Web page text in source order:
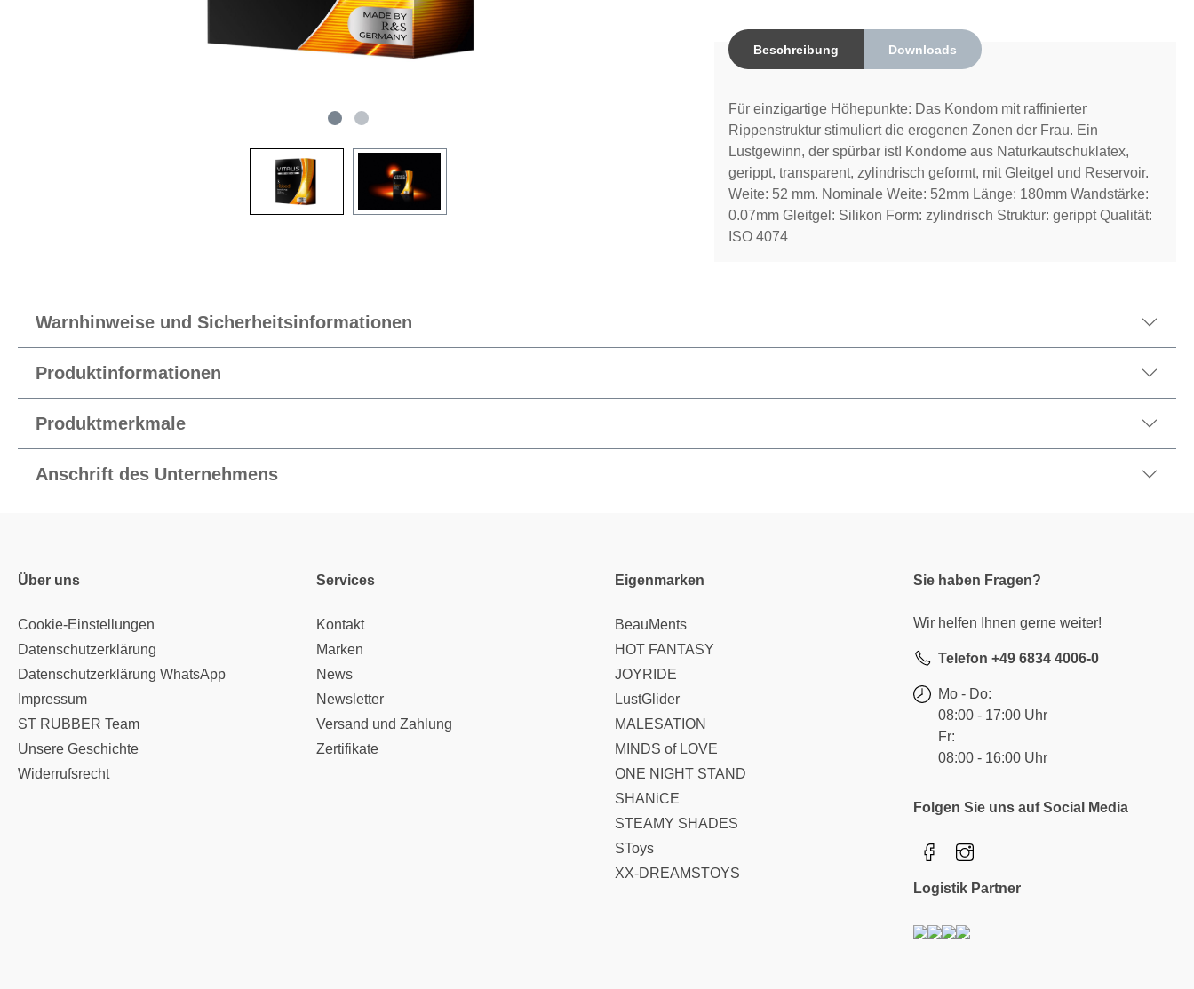
Beschreibung Downloads
Für einzigartige Höhepunkte: Das Kondom mit raffinierter
Rippenstruktur stimuliert die erogenen Zonen der Frau. Ein
Lustgewinn, der spürbar ist! Kondome aus Naturkautschuklatex,
gerippt, transparent, zylindrisch geformt, mit Gleitgel und Reservoir.
Weite: 52 mm. Nominale Weite: 52mm Länge: 180mm Wandstärke:
0.07mm Gleitgel: Silikon Form: zylindrisch Struktur: gerippt Qualität:
ISO 4074
Warnhinweise und Sicherheitsinformationen
Produktinformationen
Produktmerkmale
Anschrift des Unternehmens
Über uns
Cookie-Einstellungen
Datenschutzerklärung
Datenschutzerklärung WhatsApp
Impressum
ST RUBBER Team
Unsere Geschichte
Widerrufsrecht
Services
Kontakt
Marken
News
Newsletter
Versand und Zahlung
Zertifikate
Eigenmarken
BeauMents
HOT FANTASY
JOYRIDE
LustGlider
MALESATION
MINDS of LOVE
ONE NIGHT STAND
SHANiCE
STEAMY SHADES
SToys
XX-DREAMSTOYS
Sie haben Fragen?
Wir helfen Ihnen gerne weiter!
Telefon +49 6834 4006-0
Mo - Do:
08:00 - 17:00 Uhr
Fr:
08:00 - 16:00 Uhr
Folgen Sie uns auf Social Media
Logistik Partner